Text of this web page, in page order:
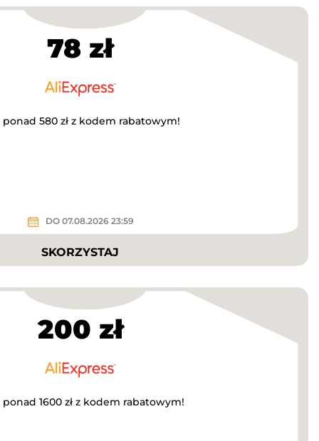
78 zł
580 zł z kodem rabatowym!
DO 07.08.2026 23:59
SKORZYSTAJ
200 zł
1600 zł z kodem rabatowym!